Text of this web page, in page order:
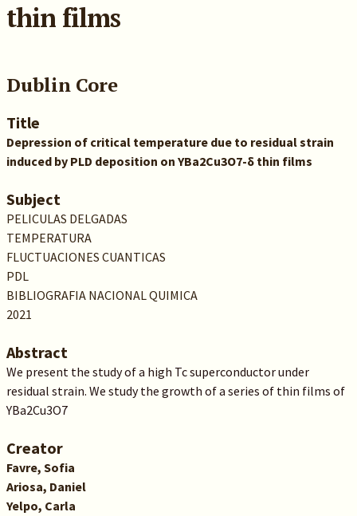
thin films
Dublin Core
Title
Depression of critical temperature due to residual strain
induced by PLD deposition on YBa2Cu3O7-δ thin films
Subject
PELICULAS DELGADAS
TEMPERATURA
FLUCTUACIONES CUANTICAS
PDL
BIBLIOGRAFIA NACIONAL QUIMICA
2021
Abstract
We present the study of a high Tc superconductor under
residual strain. We study the growth of a series of thin films of
YBa2Cu3O7
Creator
Favre, Sofia
Ariosa, Daniel
Yelpo, Carla